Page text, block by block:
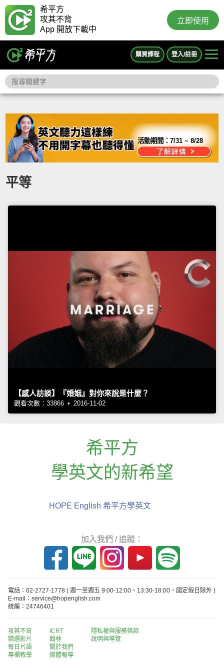
希平方
攻其不背
App 開放下載中
立即使用
購買課程 登入/註冊
活動期間：7/31 ~ 8/28
平等
【感人訪談】『婚姻』對你來說是什麼？
觀看次數：33866 • 2016-11-02
希平方
學英文的新希望
HOPE English 希平方學英文
加入我們 / 追蹤：
電話：02-2727-1778 ( 週一至週五 9:00-12:00、13:30-18:00，國定假日除外 )
E-mail：service@hopenglish.com
統編：24746401
攻其不背
精選影片
每日片語
專欄教學
ICRT
翰林
關於我們
媒體報導
隱私權與服務條款
說明與導覽